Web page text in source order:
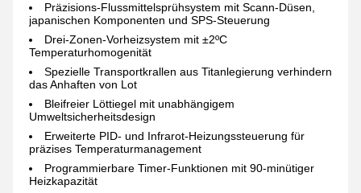
Präzisions-Flussmittelsprühsystem mit Scann-Düsen,
japanischen Komponenten und SPS-Steuerung
Drei-Zonen-Vorheizsystem mit ±2ºC
Temperaturhomogenität
Spezielle Transportkrallen aus Titanlegierung verhindern
das Anhaften von Lot
Bleifreier Löttiegel mit unabhängigem
Umweltsicherheitsdesign
Erweiterte PID- und Infrarot-Heizungssteuerung für
präzises Temperaturmanagement
Programmierbare Timer-Funktionen mit 90-minütiger
Heizkapazität